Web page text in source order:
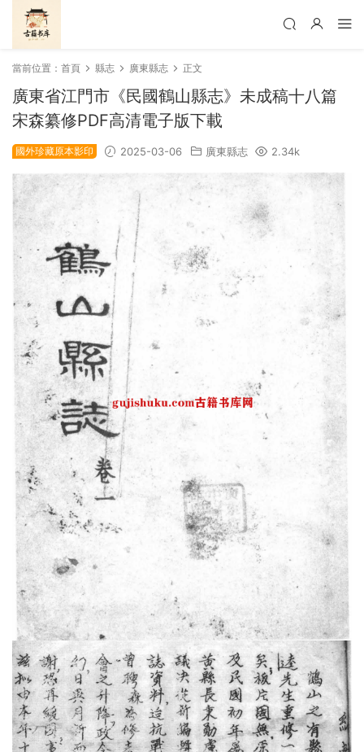
當前位置： 首頁 縣志 廣東縣志 正文
廣東省江門市《民國鶴山縣志》未成稿十八篇
宋森纂修PDF高清電子版下載
國外珍藏原本影印 2025-03-06 廣東縣志 2.34k